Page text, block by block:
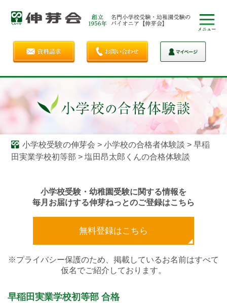
小学校受験の伸芽会 > 小学校の合格者体験談 > 早稲
田実業学校初等部 > 塩田昂太郎くんの合格体験談
小学校受験・幼稚園受験に関する情報を
毎月お届けする伸芽ねっとのご登録はこちら
無料登録はこちら
※プライバシー保護のため、掲載しているお名前はすべて
仮名でご紹介しております。
早稲田実業学校初等部 合格